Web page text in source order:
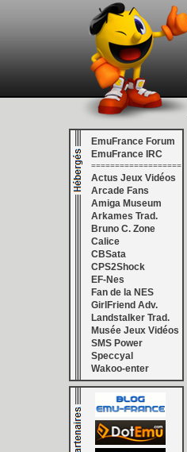
EmuFrance Forum
EmuFrance IRC
===================
Actus Jeux Vidéos
Arcade Fans
Amiga Museum
Arkames Trad.
Bruno C. Zone
Calice
CBSata
CPS2Shock
EF-Nes
Fan de la NES
GirlFriend Adv.
Landstalker Trad.
Musée Jeux Vidéos
SMS Power
Speccyal
Wakoo-enter